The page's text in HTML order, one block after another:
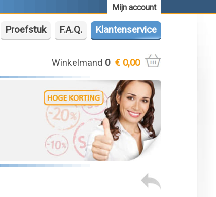
Mijn account
Proefstuk F.A.Q. Klantenservice
Winkelmand 0 € 0,00